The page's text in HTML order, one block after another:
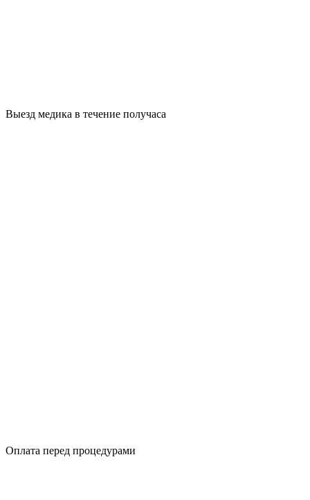
Выезд медика в течение получаса
Оплата перед процедурами